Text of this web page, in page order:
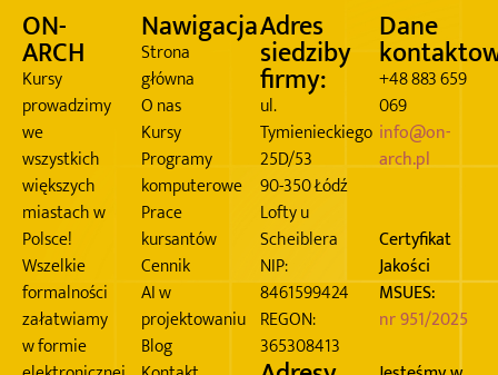
ON-
ARCH
Kursy
prowadzimy
we
wszystkich
większych
miastach w
Polsce!
Wszelkie
formalności
załatwiamy
w formie
Nawigacja
Strona
główna
O nas
Kursy
Programy
komputerowe
Prace
kursantów
Cennik
AI w
projektowaniu
Blog
Adres
siedziby
firmy:
ul.
Tymienieckiego
25D/53
90-350 Łódź
Lofty u
Scheiblera
NIP:
8461599424
REGON:
365308413
Dane
+48 883 659
069
info@on-
arch.pl
Certyfikat
Jakości
MSUES:
nr 951/2025